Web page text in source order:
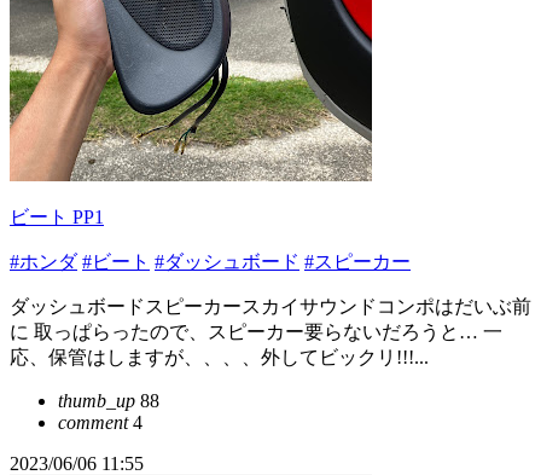
ビート PP1
#ホンダ #ビート #ダッシュボード #スピーカー
ダッシュボードスピーカースカイサウンドコンポはだいぶ前
に 取っぱらったので、スピーカー要らないだろうと… 一
応、保管はしますが、、、、外してビックリ!!!...
thumb_up 88
comment4
2023/06/06 11:55